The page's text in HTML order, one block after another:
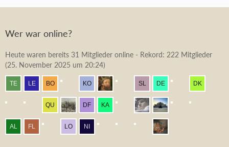
Wer war online?
Heute waren bereits 31 Mitglieder online - Rekord: 222 Mitglieder
(25. November 2025 um 20:24)